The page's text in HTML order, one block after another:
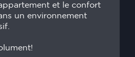
et le confort
un environnement